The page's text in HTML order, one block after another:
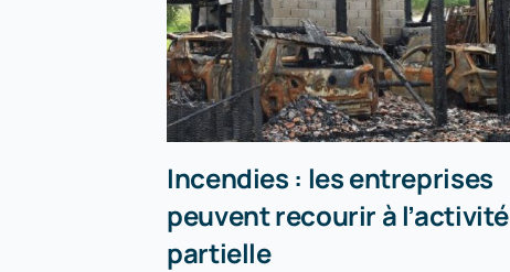
Incendies : les entreprises
peuvent recourir à l’activité
partielle